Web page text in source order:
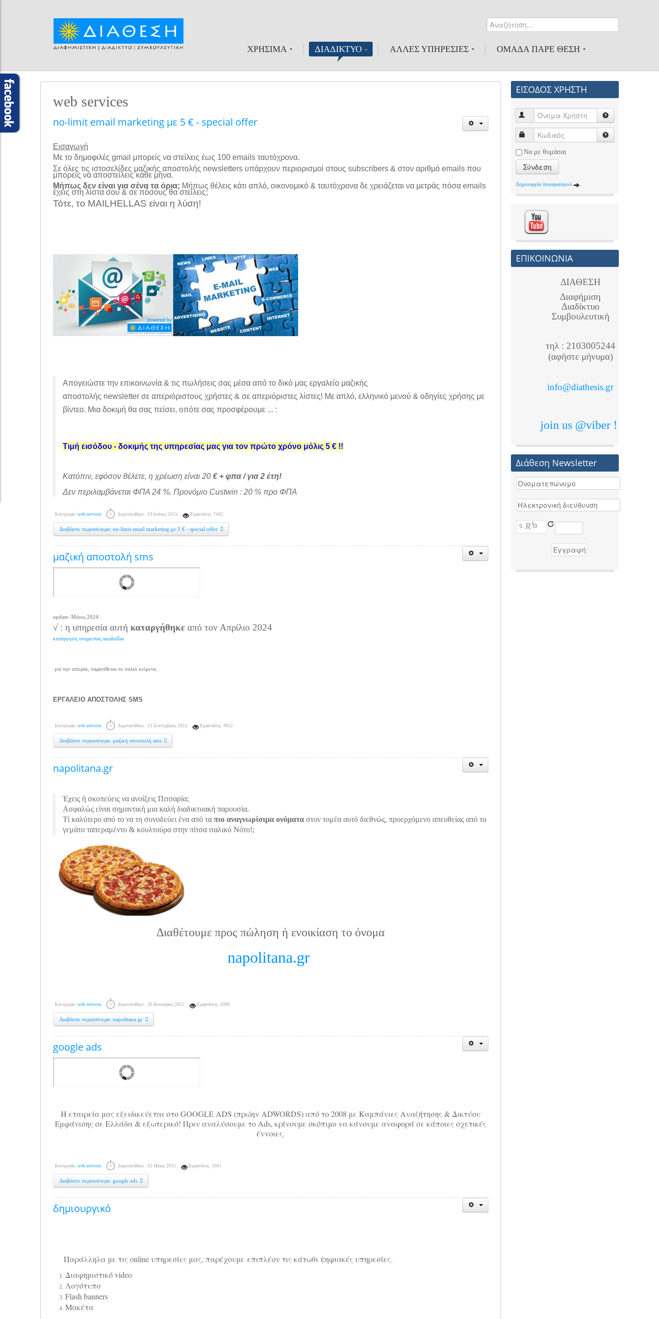
ΧΡΗΣΙΜΑ ΔΙΑΔΙΚΤΥΟ ΑΛΛΕΣ ΥΠΗΡΕΣΙΕΣ ΟΜΑΔΑ ΠΑΡΕ ΘΕΣΗ
web services
no-limit email marketing με 5 € - special offer
Εισαγωγή
Με το δημοφιλές gmail μπορείς να στείλεις έως 100 emails ταυτόχρονα.
Σε όλες τις ιστοσελίδες μαζικής αποστολής newsletters υπάρχουν περιορισμοί στους subscribers & στον αριθμό emails που
μπορείς να αποστείλεις κάθε μήνα.
Μήπως δεν είναι για σένα τα όρια; Μήπως θέλεις κάτι απλό, οικονομικό & ταυτόχρονα δε χρειάζεται να μετράς πόσα emails
έχεις στη λίστα σου & σε πόσους θα στείλεις;
Τότε, το MAILHELLAS είναι η λύση!
Απογειώστε την επικοινωνία & τις πωλήσεις σας μέσα από το δικό μας εργαλείο μαζικής
αποστολής newsletter σε απεριόριστους χρήστες & σε απεριόριστες λίστες! Με απλό, ελληνικό μενού & οδηγίες χρήσης με
βίντεο. Μια δοκιμή θα σας πείσει, οπότε σας προσφέρουμε ... :
Τιμή εισόδου - δοκιμής της υπηρεσίας μας για τον πρώτο χρόνο μόλις 5 € !!
Κατόπιν, εφόσον θέλετε, η χρέωση είναι 20 € + φπα / για 2 έτη!
Δεν περιλαμβάνεται ΦΠΑ 24 %. Προνόμιο Custwin : 20 % προ ΦΠΑ
Κατηγορία: web services Δημοσιεύθηκε : 19 Ιούνιος 2015 Εμφανίσεις: 7442
Διαβάστε περισσότερα: no-limit email marketing με 5 € - special offer
μαζική αποστολή sms
update: Μάιος 2024
√ : η υπηρεσία αυτή καταργήθηκε από τον Απρίλιο 2024
κατάργηση υπηρεσίας smshellas
για την ιστορία, παρατίθεται το παλιό κείμενο..
ΕΡΓΑΛΕΙΟ ΑΠΟΣΤΟΛΗΣ SMS
Κατηγορία: web services Δημοσιεύθηκε : 15 Σεπτέμβριος 2015 Εμφανίσεις: 4852
Διαβάστε περισσότερα: μαζική αποστολή sms
napolitana.gr
Έχεις ή σκοπεύεις να ανοίξεις Πιτσαρία;
Ασφαλώς είναι σημαντική μια καλή διαδικτυακή παρουσία.
Τί καλύτερο από το να τη συνοδεύει ένα από τα πιο αναγνωρίσιμα ονόματα στον τομέα αυτό διεθνώς, προερχόμενο απευθείας από το
γεμάτο ταπεραμέντο & κουλτούρα στην πίτσα ιταλικό Νότο!;
Διαθέτουμε προς πώληση ή ενοικίαση το όνομα
napolitana.gr
Κατηγορία: web services Δημοσιεύθηκε : 26 Ιανουάριος 2022 Εμφανίσεις: 2089
Διαβάστε περισσότερα: napolitana.gr
google ads
Η εταιρεία μας εξειδικεύεται στο GOOGLE ADS (πρώην ADWORDS) από το 2008 με Καμπάνιες Αναζήτησης & Δικτύου
Εμφάνισης σε Ελλάδα & εξωτερικό! Πριν αναλύσουμε το Ads, κρίνουμε σκόπιμο να κάνουμε αναφορά σε κάποιες σχετικές
έννοιες.
Κατηγορία: web services Δημοσιεύθηκε : 02 Μάιος 2015 Εμφανίσεις: 5961
Διαβάστε περισσότερα: google ads
δημιουργικό
Παράλληλα με τις online υπηρεσίες μας, παρέχουμε επιπλέον τις κάτωθι ψηφιακές υπηρεσίες.
Διαφημιστικόvideo
Λογότυπο
Flash banners
Μακέτα
ΕΙΣΟΔΟΣ ΧΡΗΣΤΗ
Να με θυμάσαι
Σύνδεση
Δημιουργία λογαριασμού
ΕΠΙΚΟΙΝΩΝΙΑ
ΔΙΑΘΕΣΗ
Διαφήμιση
Διαδίκτυο
Συμβουλευτική
τηλ : 2103005244
(αφήστε μήνυμα)
info@diathesis.gr
join us @viber !
Διάθεση Newsletter